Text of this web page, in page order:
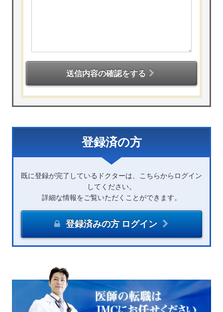
送信内容の確認をする
登録済の方
既に登録が完了しているドクターは、こちらからログイン
してください。
詳細な情報をご覧いただくことができます。
登録済みの方 ログイン